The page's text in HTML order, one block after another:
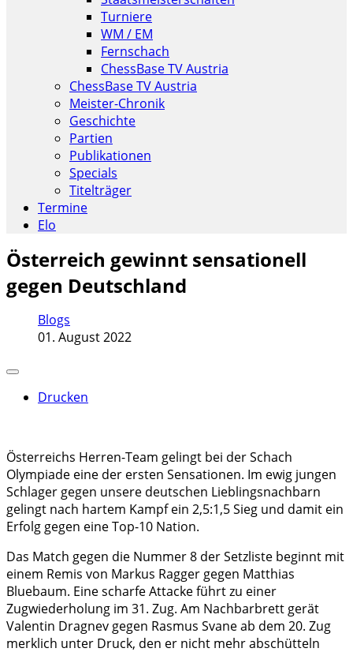
Turniere
WM / EM
Fernschach
ChessBase TV Austria
ChessBase TV Austria
Meister-Chronik
Geschichte
Partien
Publikationen
Specials
Titelträger
Termine
Elo
Österreich gewinnt sensationell
gegen Deutschland
Blogs
01. August 2022
Drucken
Österreichs Herren-Team gelingt bei der Schach
Olympiade eine der ersten Sensationen. Im ewig jungen
Schlager gegen unsere deutschen Lieblingsnachbarn
gelingt nach hartem Kampf ein 2,5:1,5 Sieg und damit ein
Erfolg gegen eine Top-10 Nation.
Das Match gegen die Nummer 8 der Setzliste beginnt mit
einem Remis von Markus Ragger gegen Matthias
Bluebaum. Eine scharfe Attacke führt zu einer
Zugwiederholung im 31. Zug. Am Nachbarbrett gerät
Valentin Dragnev gegen Rasmus Svane ab dem 20. Zug
merklich unter Druck, den er nicht mehr abschütteln